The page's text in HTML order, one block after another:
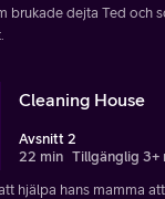
brukade dejta Ted och
Cleaning House
Avsnitt 2
22 min Tillgänglig 3+
hjälpa hans mamma